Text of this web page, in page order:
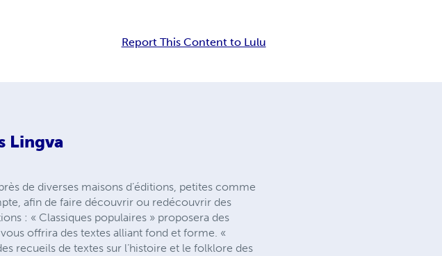
Report This Content to Lulu
Lingva
de diverses maisons d’éditions, petites comme
afin de faire découvrir ou redécouvrir des
: « Classiques populaires » proposera des
offrira des textes alliant fond et forme. «
recueils de textes sur l’histoire et le folklore des